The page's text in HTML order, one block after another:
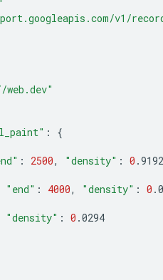
v1/
:
{
: 2500, "density" : 0
"end" : 4000, "density" : 0
"density" : 0